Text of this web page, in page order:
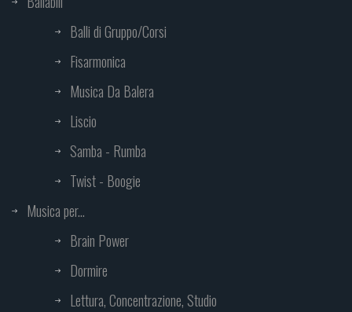
Balli di Gruppo/Corsi
Fisarmonica
Musica Da Balera
Liscio
Samba - Rumba
Twist - Boogie
Musica per...
Brain Power
Dormire
Lettura, Concentrazione, Studio